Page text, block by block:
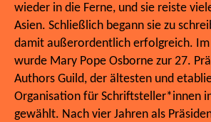
wieder in die Ferne, und sie reiste
Asien. Schließlich begann sie zu
damit außerordentlich erfolgreich. Im
wurde Mary Pope Osborne zur 27.
Authors Guild, der ältesten und
Organisation für Schriftsteller*innen
gewählt. Nach vier Jahren als